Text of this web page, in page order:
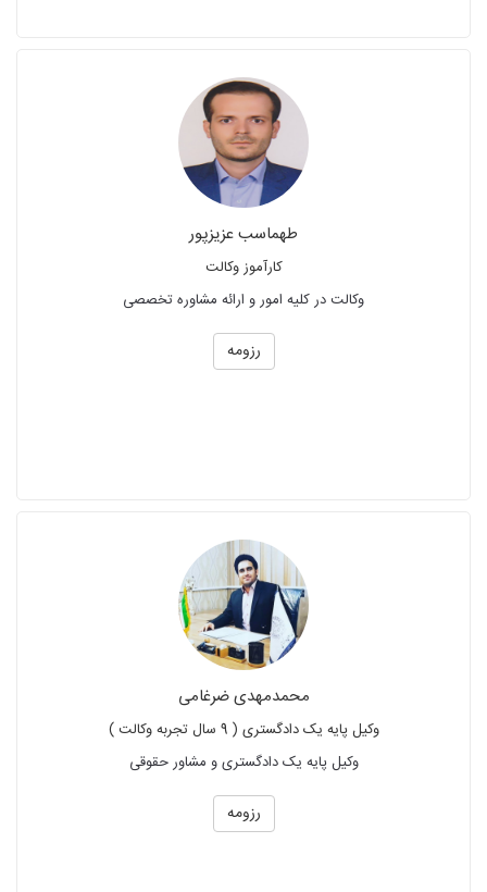
طهماسب عزیزپور
کارآموز وکالت
وکالت در کلیه امور و ارائه مشاوره تخصصی
رزومه
محمدمهدی ضرغامی
وکیل پایه یک دادگستری ( 9 سال تجربه وکالت )
وکیل پایه یک دادگستری و مشاور حقوقی
رزومه